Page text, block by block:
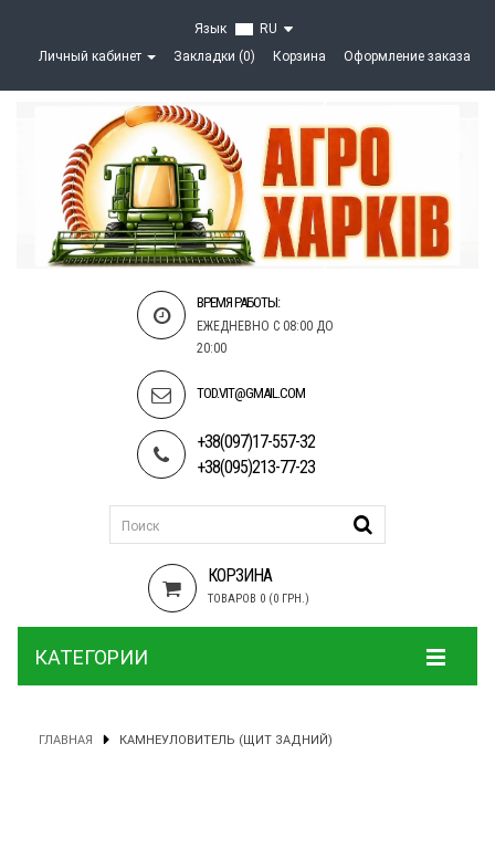
Язык
RU
Личный кабинет
Закладки (0) Корзина Оформление заказа
ВРЕМЯ РАБОТЫ:
ЕЖЕДНЕВНО С 08:00 ДО
20:00
TOD.VIT@GMAIL.COM
+38(097)17-557-32
+38(095)213-77-23
КОРЗИНА
ТОВАРОВ 0 (0 ГРН.)
КАТЕГОРИИ
ГЛАВНАЯ КАМНЕУЛОВИТЕЛЬ (ЩИТ ЗАДНИЙ)